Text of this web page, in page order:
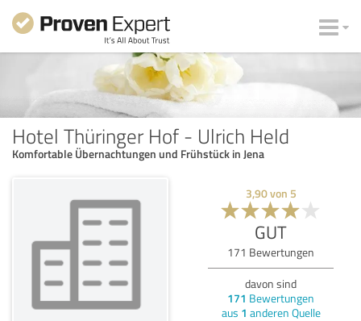
Hotel Thüringer Hof - Ulrich Held
Komfortable Übernachtungen und Frühstück in Jena
3,90von 5
GUT
171 Bewertungen
davon sind
171 Bewertungen
aus 1 anderen Quelle